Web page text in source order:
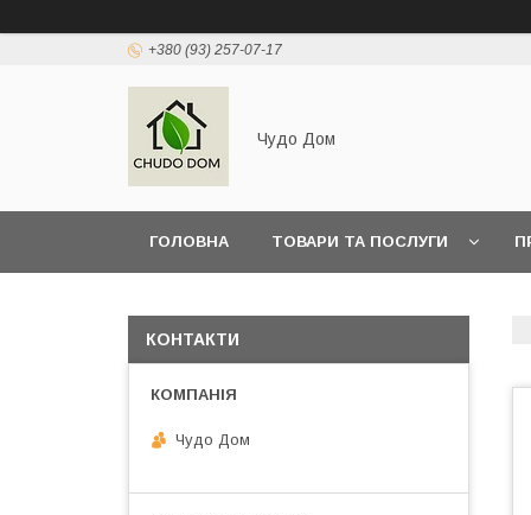
+380 (93) 257-07-17
Чудо Дом
ГОЛОВНА ТОВАРИ ТА ПОСЛУГИ
КОНТАКТИ
Чудо Дом